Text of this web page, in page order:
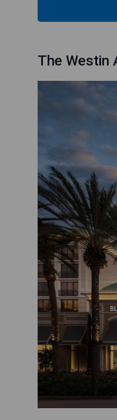
The Westin